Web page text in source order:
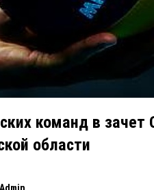
команд в
области